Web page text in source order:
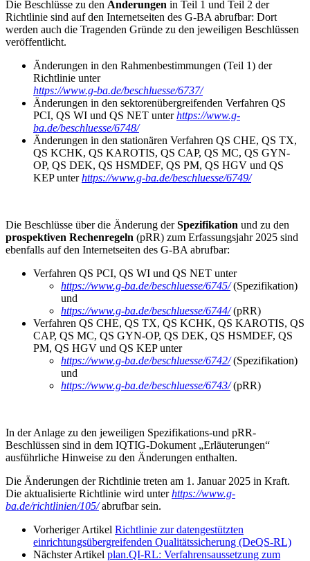
Die Beschlüsse zu den Änderungen in Teil 1 und Teil 2 der
Richtlinie sind auf den Internetseiten des G-BA abrufbar: Dort
werden auch die Tragenden Gründe zu den jeweiligen Beschlüssen
veröffentlicht.
Änderungen in den Rahmenbestimmungen (Teil 1) der
Richtlinie unter
https://www.g-ba.de/beschluesse/6737/
Änderungen in den sektorenübergreifenden Verfahren QS
PCI, QS WI und QS NET unterhttps://www.g-
ba.de/beschluesse/6748/
Änderungen in den stationären Verfahren QS CHE, QS TX,
QS KCHK, QS KAROTIS, QS CAP, QS MC, QS GYN-
OP, QS DEK, QS HSMDEF, QS PM, QS HGV und QS
KEP unterhttps://www.g-ba.de/beschluesse/6749/
Die Beschlüsse über die Änderung derSpezifikation und zu den
prospektiven Rechenregeln (pRR) zum Erfassungsjahr 2025 sind
ebenfalls auf den Internetseiten des G-BA abrufbar:
Verfahren QS PCI, QS WI und QS NET unter
https://www.g-ba.de/beschluesse/6745/ (Spezifikation)
und
https://www.g-ba.de/beschluesse/6744/ (pRR)
Verfahren QS CHE, QS TX, QS KCHK, QS KAROTIS, QS
CAP, QS MC, QS GYN-OP, QS DEK, QS HSMDEF, QS
PM, QS HGV und QS KEP unter
https://www.g-ba.de/beschluesse/6742/ (Spezifikation)
und
https://www.g-ba.de/beschluesse/6743/ (pRR)
In der Anlage zu den jeweiligen Spezifikations-und pRR-
Beschlüssen sind in dem IQTIG-Dokument „Erläuterungen“
ausführliche Hinweise zu den Änderungen enthalten.
Die Änderungen der Richtlinie treten am 1. Januar 2025 in Kraft.
Die aktualisierte Richtlinie wird unterhttps://www.g-
ba.de/richtlinien/105/ abrufbar sein.
Vorheriger Artikel Richtlinie zur datengestützten
einrichtungsübergreifenden Qualitätssicherung (DeQS-RL)
Nächster Artikel plan.QI-RL: Verfahrensaussetzung zum